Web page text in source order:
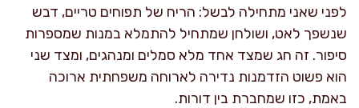
לפני שאני מתחילה לבשל: הריח של תפוחים טריים, דבש
שנשפך לאט, ושולחן שמתחיל להתמלא במנות שמספרות
סיפור. זה חג שמצד אחד מלא סמלים ומנהגים, ומצד שני
הוא פשוט הזדמנות נדירה לארוחה משפחתית ארוכה
באמת, כזו שמחברת בין דורות.